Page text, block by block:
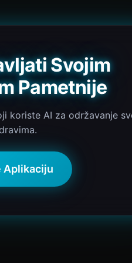
Svojim
Pametnije
koriste AI za održavanje
Aplikaciju